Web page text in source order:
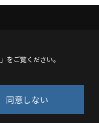
」をご覧ください。
同意しない